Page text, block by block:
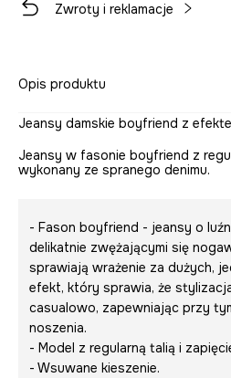
Zwroty i reklamacje
Opis produktu
Jeansy damskie boyfriend z
Jeansy w fasonie boyfriend z
wykonany ze spranego denimu.
- Fason boyfriend - jeansy o
delikatnie zwężającymi się
sprawiają wrażenie za dużych,
efekt, który sprawia, że
casualowo, zapewniając przy
noszenia.
- Model z regularną talią i
- Wsuwane kieszenie.